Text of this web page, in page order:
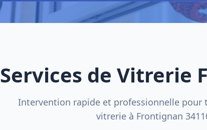
Services de Vitrerie
Intervention rapide et professionnelle pour
vitrerie à Frontignan